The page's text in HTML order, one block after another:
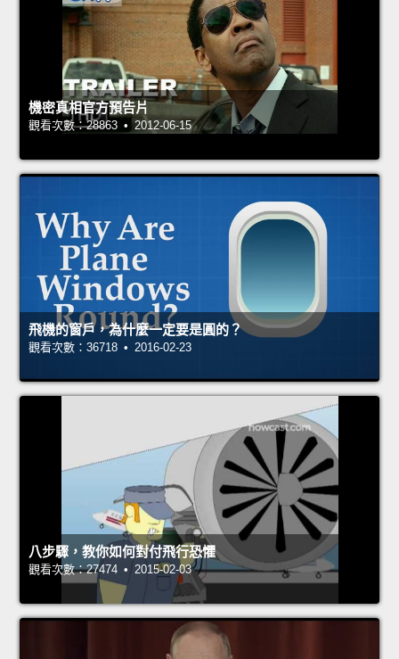
機密真相官方預告片
觀看次數：28863 • 2012-06-15
飛機的窗戶，為什麼一定要是圓的？
觀看次數：36718 • 2016-02-23
八步驟，教你如何對付飛行恐懼
觀看次數：27474 • 2015-02-03